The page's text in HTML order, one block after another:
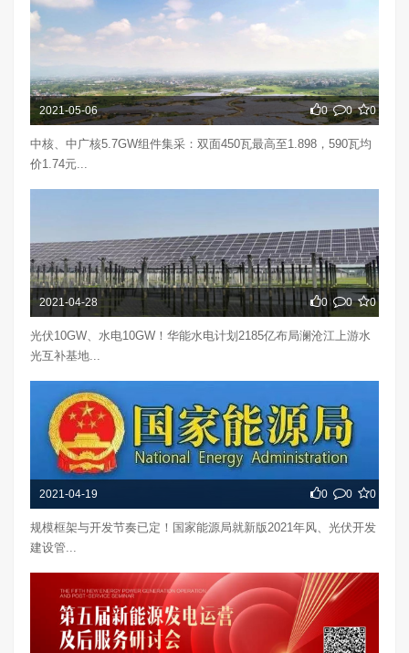
2021-05-06 0 0 0
中核、中广核5.7GW组件集采：双面450瓦最高至1.898，590瓦均
价1.74元...
2021-04-28 0 0 0
光伏10GW、水电10GW！华能水电计划2185亿布局澜沧江上游水
光互补基地...
2021-04-19 0 0 0
规模框架与开发节奏已定！国家能源局就新版2021年风、光伏开发
建设管...